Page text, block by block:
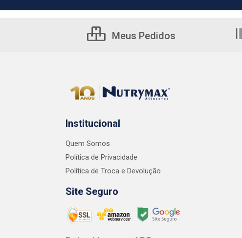
Meus Pedidos
Institucional
Quem Somos
Política de Privacidade
Política de Troca e Devolução
Site Seguro